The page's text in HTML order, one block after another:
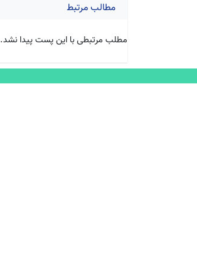
مطالب مرتبط
مطلب مرتبطی با این پست پیدا نشد.